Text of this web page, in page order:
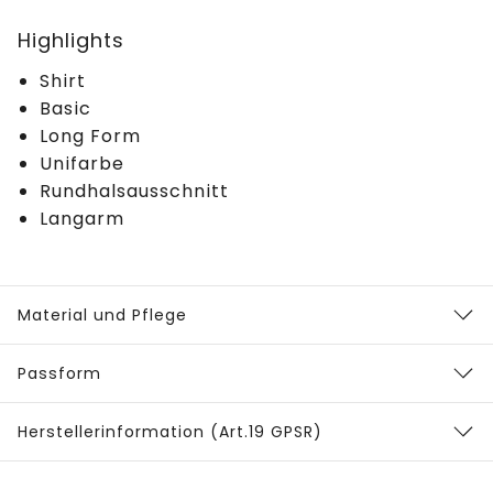
Highlights
Shirt
Basic
Long Form
Unifarbe
Rundhalsausschnitt
Langarm
Material und Pflege
Passform
Herstellerinformation (Art.19 GPSR)